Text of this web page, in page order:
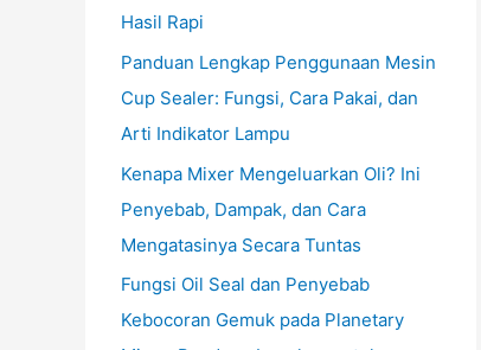
Hasil Rapi
Panduan Lengkap Penggunaan Mesin
Cup Sealer: Fungsi, Cara Pakai, dan
Arti Indikator Lampu
Kenapa Mixer Mengeluarkan Oli? Ini
Penyebab, Dampak, dan Cara
Mengatasinya Secara Tuntas
Fungsi Oil Seal dan Penyebab
Kebocoran Gemuk pada Planetary